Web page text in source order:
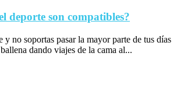
deporte son compatibles?
y no soportas pasar la mayor parte de tus días
dando viajes de la cama al...